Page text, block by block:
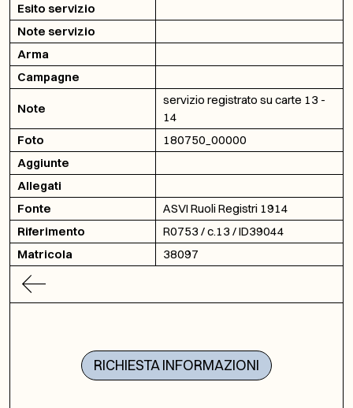
Esito servizio
Note servizio
Arma
Campagne
Note
servizio registrato su carte 13 -
14
Foto
180750_00000
Aggiunte
Allegati
Fonte
ASVI Ruoli Registri 1914
Riferimento
R0753 / c.13 / ID39044
Matricola
38097
RICHIESTA INFORMAZIONI